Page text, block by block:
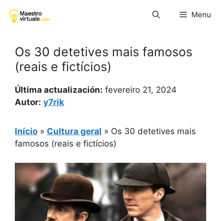
para
Menu
Os 30 detetives mais famosos
(reais e fictícios)
Última actualización: fevereiro 21, 2024
Autor: y7rik
Início » Cultura geral » Os 30 detetives mais
famosos (reais e fictícios)